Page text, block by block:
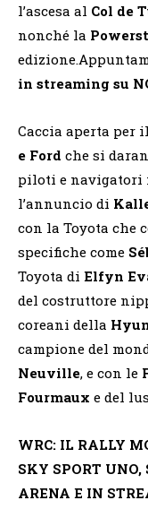
l’ascesa al Col de
nonché la
in streaming su
Caccia aperta per
e Ford che si
piloti e navigatori
l’annuncio di
con la Toyota che
specifiche come
Toyota di Elfyn
del costruttore
coreani della
campione del
Neuville, e con le
Fourmaux e del
WRC: IL RALLY
SKY SPORT UNO,
ARENA E IN